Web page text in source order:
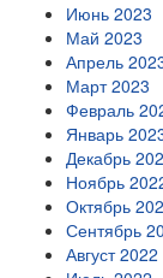
Июнь 2023
Май 2023
Апрель
Март 2023
Февраль
Январь
Декабрь
Ноябрь
Октябрь
Сентябрь
Август 2022